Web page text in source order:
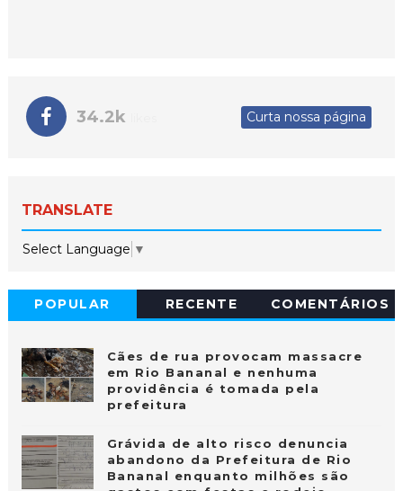
34.2k Curta nossa página
TRANSLATE
Select Language ▼
POPULAR RECENTE COMENTÁRIOS
Cães de rua provocam massacre
em Rio Bananal e nenhuma
providência é tomada pela
prefeitura
Grávida de alto risco denuncia
abandono da Prefeitura de Rio
Bananal enquanto milhões são